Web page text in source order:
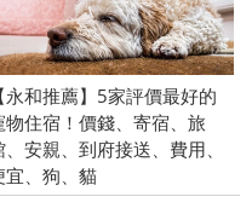
【永和推薦】5家評價最好的
物住宿！價錢、寄宿、旅
、安親、到府接送、費用、
宜、狗、貓